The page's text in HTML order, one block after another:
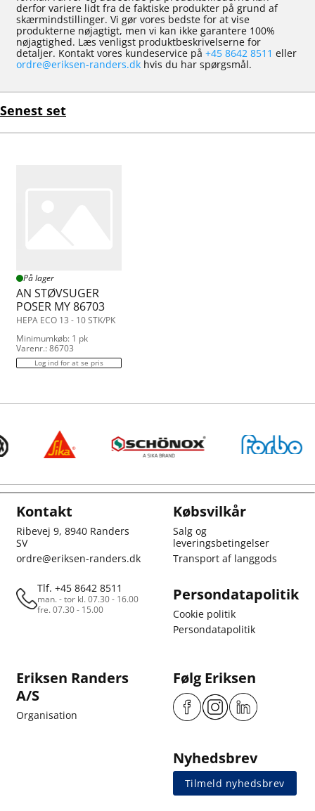
derfor variere lidt fra de faktiske produkter på grund af
skærmindstillinger. Vi gør vores bedste for at vise
produkterne nøjagtigt, men vi kan ikke garantere 100%
nøjagtighed. Læs venligst produktbeskrivelserne for
detaljer. Kontakt vores kundeservice på +45 8642 8511 eller
ordre@eriksen-randers.dk hvis du har spørgsmål.
Senest set
På lager
AN STØVSUGER
POSER MY 86703
HEPA ECO 13 - 10 STK/PK
Minimumkøb: 1 pk
Varenr.: 86703
Log ind for at se pris
Kontakt
Ribevej 9, 8940 Randers
SV
ordre@eriksen-randers.dk
Tlf. +45 8642 8511
man. - tor kl. 07.30 - 16.00
fre. 07.30 - 15.00
Købsvilkår
Salg og
leveringsbetingelser
Transport af langgods
Persondatapolitik
Cookie politik
Persondatapolitik
Eriksen Randers
A/S
Organisation
Følg Eriksen
Nyhedsbrev
Tilmeld nyhedsbrev